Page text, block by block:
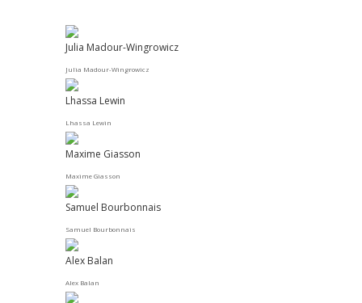
Julia Madour-Wingrowicz
Julia Madour-Wingrowicz
Lhassa Lewin
Lhassa Lewin
Maxime Giasson
Maxime Giasson
Samuel Bourbonnais
Samuel Bourbonnais
Alex Balan
Alex Balan